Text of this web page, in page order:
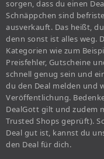
sorgen, dass du einen
Schnäppchen sind
ausverkauft. Das heißt,
denn sonst ist alles weg.
Kategorien wie zum
Preisfehler, Gutscheine
schnell genug sein und
du den Deal melden und
Veröffentlichung.
DealGott gilt und zudem
Trusted Shops geprüft).
Deal gut ist, kannst du
den Deal für dich.